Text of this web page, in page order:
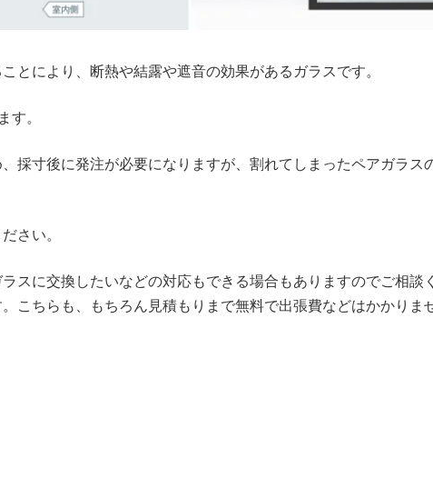
とにより、断熱や結露や遮音の効果があるガラスです。
す。
採寸後に発注が必要になりますが、割れてしまったペアガラス
さい。
スに交換したいなどの対応もできる場合もありますのでご相談
こちらも、もちろん見積もりまで無料で出張費などはかかりま